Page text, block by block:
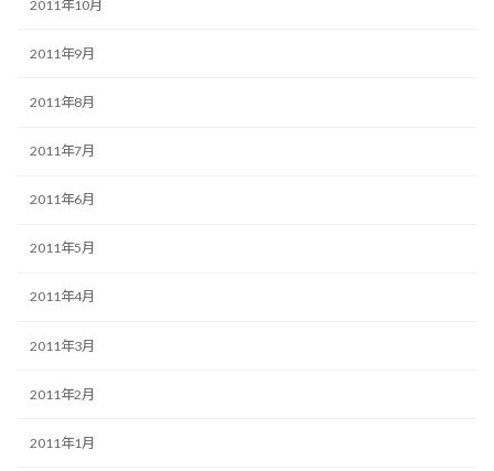
2011年10月
2011年9月
2011年8月
2011年7月
2011年6月
2011年5月
2011年4月
2011年3月
2011年2月
2011年1月